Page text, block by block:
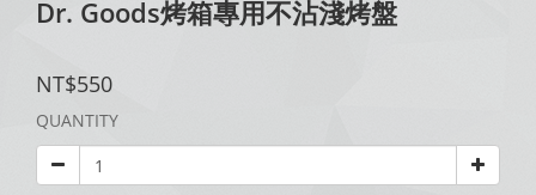
Dr. Goods烤箱專用不沾淺烤盤
NT$550
QUANTITY